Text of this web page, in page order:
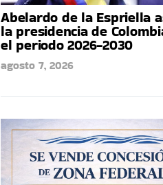
Abelardo de la Espriella
la presidencia de
el periodo 2026-2030
agosto 7, 2026